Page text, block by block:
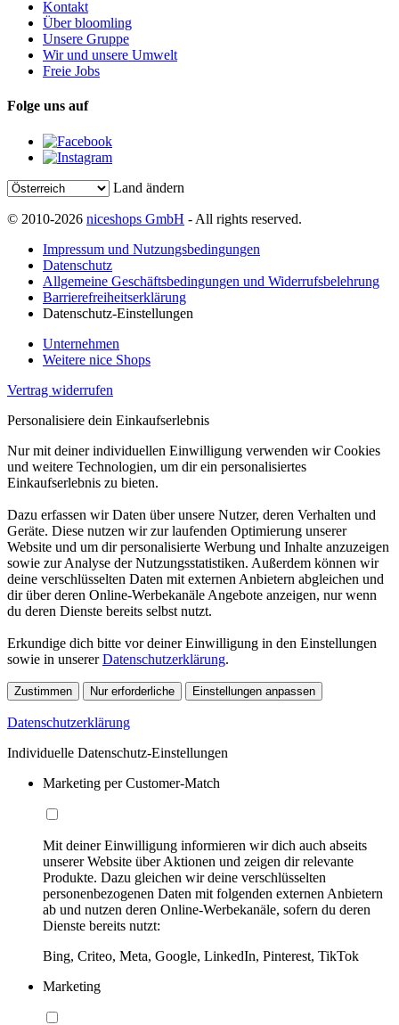
Kontakt
Über bloomling
Unsere Gruppe
Wir und unsere Umwelt
Freie Jobs
Folge uns auf
Land ändern
© 2010-2026 niceshops GmbH - All rights reserved.
Impressum und Nutzungsbedingungen
Datenschutz
Allgemeine Geschäftsbedingungen und Widerrufsbelehrung
Barrierefreiheitserklärung
Datenschutz-Einstellungen
Unternehmen
Weitere nice Shops
Vertrag widerrufen
Personalisiere dein Einkaufserlebnis
Nur mit deiner individuellen Einwilligung verwenden wir Cookies
und weitere Technologien, um dir ein personalisiertes
Einkaufserlebnis zu bieten.
Dazu erfassen wir Daten über unsere Nutzer, deren Verhalten und
Geräte. Diese nutzen wir zur laufenden Optimierung unserer
Website und um dir personalisierte Werbung und Inhalte anzuzeigen
sowie zur Analyse der Nutzungsstatistiken. Außerdem können wir
deine verschlüsselten Daten mit externen Anbietern abgleichen und
dir über deren Online-Werbekanäle Angebote anzeigen, nur wenn
du deren Dienste bereits selbst nutzt.
Erkundige dich bitte vor deiner Einwilligung in den Einstellungen
sowie in unsererDatenschutzerklärung.
Zustimmen Nur erforderliche Einstellungen anpassen
Datenschutzerklärung
Individuelle Datenschutz-Einstellungen
Marketing per Customer-Match
Mit deiner Einwilligung informieren wir dich auch abseits
unserer Website über Aktionen und zeigen dir relevante
Produkte. Dazu gleichen wir deine verschlüsselten
personenbezogenen Daten mit folgenden externen Anbietern
ab und nutzen deren Online-Werbekanäle, sofern du deren
Dienste bereits nutzt:
Bing, Criteo, Meta, Google, LinkedIn, Pinterest, TikTok
Marketing